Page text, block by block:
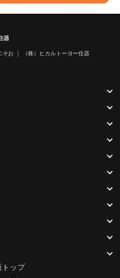
器
そお ｜ （株）ヒカルトーヨー住器
トップ